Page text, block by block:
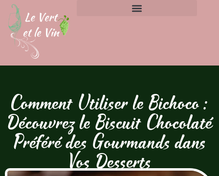
Comment Utiliser le Bichoco :
Découvrez le Biscuit Chocolaté
Préféré des Gourmands dans
Vos Desserts